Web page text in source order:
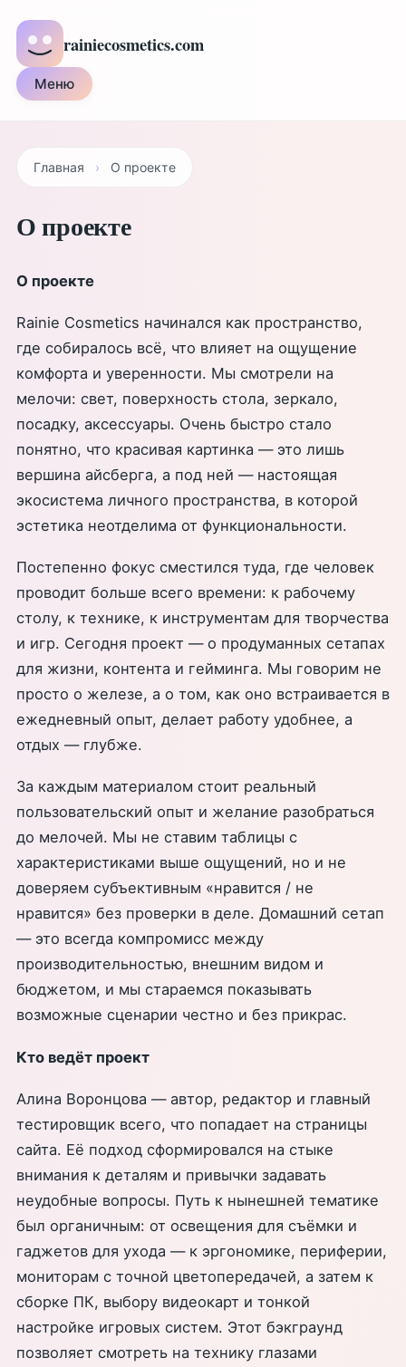
rainiecosmetics.com
Меню
Главная › О проекте
О проекте
О проекте
Rainie Cosmetics начинался как пространство,
где собиралось всё, что влияет на ощущение
комфорта и уверенности. Мы смотрели на
мелочи: свет, поверхность стола, зеркало,
посадку, аксессуары. Очень быстро стало
понятно, что красивая картинка — это лишь
вершина айсберга, а под ней — настоящая
экосистема личного пространства, в которой
эстетика неотделима от функциональности.
Постепенно фокус сместился туда, где человек
проводит больше всего времени: к рабочему
столу, к технике, к инструментам для творчества
и игр. Сегодня проект — о продуманных сетапах
для жизни, контента и гейминга. Мы говорим не
просто о железе, а о том, как оно встраивается в
ежедневный опыт, делает работу удобнее, а
отдых — глубже.
За каждым материалом стоит реальный
пользовательский опыт и желание разобраться
до мелочей. Мы не ставим таблицы с
характеристиками выше ощущений, но и не
доверяем субъективным «нравится / не
нравится» без проверки в деле. Домашний сетап
— это всегда компромисс между
производительностью, внешним видом и
бюджетом, и мы стараемся показывать
возможные сценарии честно и без прикрас.
Кто ведёт проект
Алина Воронцова — автор, редактор и главный
тестировщик всего, что попадает на страницы
сайта. Её подход сформировался на стыке
внимания к деталям и привычки задавать
неудобные вопросы. Путь к нынешней тематике
был органичным: от освещения для съёмки и
гаджетов для ухода — к эргономике, периферии,
мониторам с точной цветопередачей, а затем к
сборке ПК, выбору видеокарт и тонкой
настройке игровых систем. Этот бэкграунд
позволяет смотреть на технику глазами